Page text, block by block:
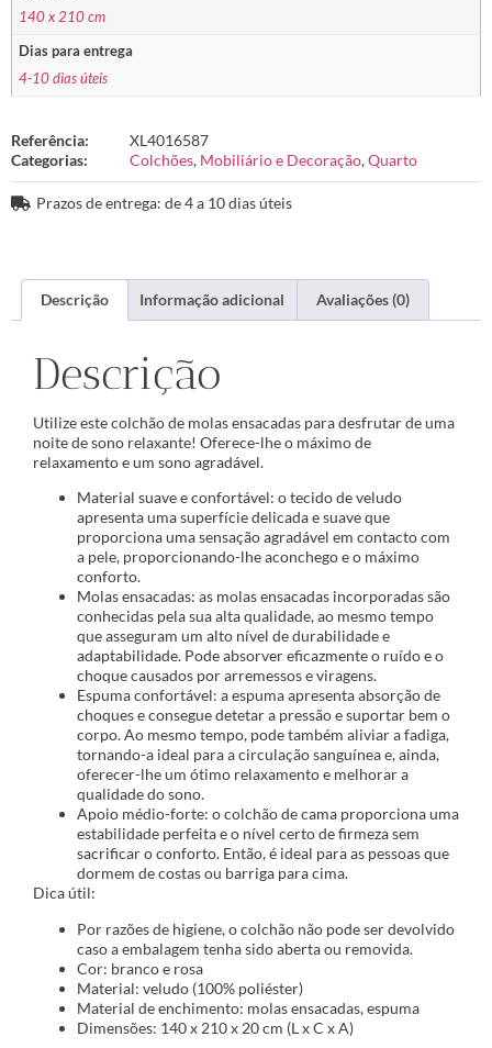
140 x 210 cm
Dias para entrega
4-10 dias úteis
Referência:
XL4016587
Categorias:
Colchões, Mobiliário e Decoração,Quarto
Prazos de entrega: de 4 a 10 dias úteis
Descrição Informação adicional Avaliações (0)
Descrição
Utilize este colchão de molas ensacadas para desfrutar de uma
noite de sono relaxante! Oferece-lhe o máximo de
relaxamento e um sono agradável.
Material suave e confortável: o tecido de veludo
apresenta uma superfície delicada e suave que
proporciona uma sensação agradável em contacto com
a pele, proporcionando-lhe aconchego e o máximo
conforto.
Molas ensacadas: as molas ensacadas incorporadas são
conhecidas pela sua alta qualidade, ao mesmo tempo
que asseguram um alto nível de durabilidade e
adaptabilidade. Pode absorver eficazmente o ruído e o
choque causados por arremessos e viragens.
Espuma confortável: a espuma apresenta absorção de
choques e consegue detetar a pressão e suportar bem o
corpo. Ao mesmo tempo, pode também aliviar a fadiga,
tornando-a ideal para a circulação sanguínea e, ainda,
oferecer-lhe um ótimo relaxamento e melhorar a
qualidade do sono.
Apoio médio-forte: o colchão de cama proporciona uma
estabilidade perfeita e o nível certo de firmeza sem
sacrificar o conforto. Então, é ideal para as pessoas que
dormem de costas ou barriga para cima.
Dica útil:
Por razões de higiene, o colchão não pode ser devolvido
caso a embalagem tenha sido aberta ou removida.
Cor: branco e rosa
Material: veludo (100% poliéster)
Material de enchimento: molas ensacadas, espuma
Dimensões: 140 x 210 x 20 cm (L x C x A)